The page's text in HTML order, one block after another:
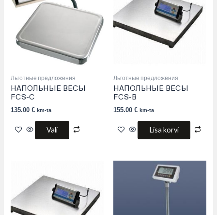
Льготные предложения
НАПОЛЬНЫЕ ВЕСЫ
FCS-C
135.00€ km-ta
Vali
variants.
options
may
be
chosen
on
page
Льготные предложения
НАПОЛЬНЫЕ ВЕСЫ
FCS-B
155.00 € km-ta
Lisa korvi